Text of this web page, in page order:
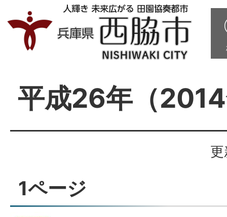
平成26年（
1ページ